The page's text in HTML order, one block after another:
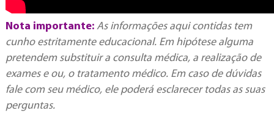
Nota importante: As informações aqui contidas tem
cunho estritamente educacional. Em hipótese alguma
pretendem substituir a consulta médica, a realização de
exames e ou, o tratamento médico. Em caso de dúvidas
fale com seu médico, ele poderá esclarecer todas as suas
perguntas.